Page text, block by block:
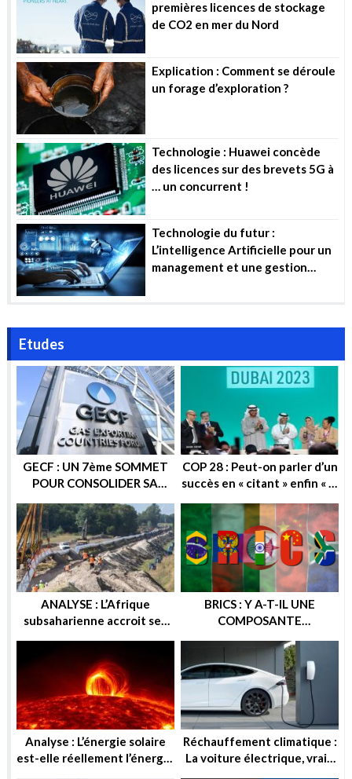
premières licences de stockage
de CO2 en mer du Nord
Explication : Comment se déroule
un forage d’exploration ?
Technologie : Huawei concède
des licences sur des brevets 5G à
… un concurrent !
Technologie du futur :
L’intelligence Artificielle pour un
management et une gestion
Etudes
GECF : UN 7ème SOMMET
POUR CONSOLIDER SA
ENERGETIQUE
COP 28 : Peut-on parler d’un
succès en « citant » enfin « la
énergies fossiles » ?
ANALYSE : L’Afrique
subsaharienne accroit ses
européennes contre la
Russie
BRICS : Y A-T-IL UNE
COMPOSANTE
CETTE ALTERNATIVE
ECONOMIQUE ? OU
GEOPOLITIQUE ?
Analyse : L’énergie solaire
est-elle réellement l’énergie
Réchauffement climatique :
La voiture électrique, vraie